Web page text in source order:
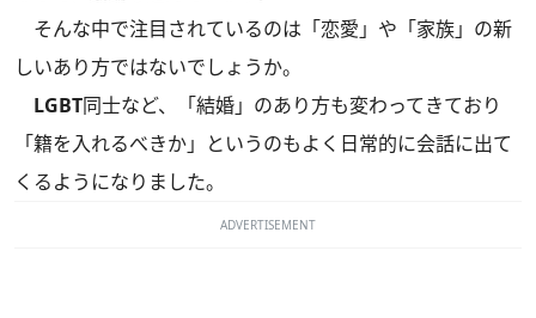
そんな中で注目されているのは「恋愛」や「家族」の新
しいあり方ではないでしょうか。
LGBT同士など、「結婚」のあり方も変わってきており
「籍を入れるべきか」というのもよく日常的に会話に出て
くるようになりました。
ADVERTISEMENT